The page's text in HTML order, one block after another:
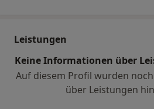
Leistungen
Keine Informationen über
Auf diesem Profil wurden
über Leistungen